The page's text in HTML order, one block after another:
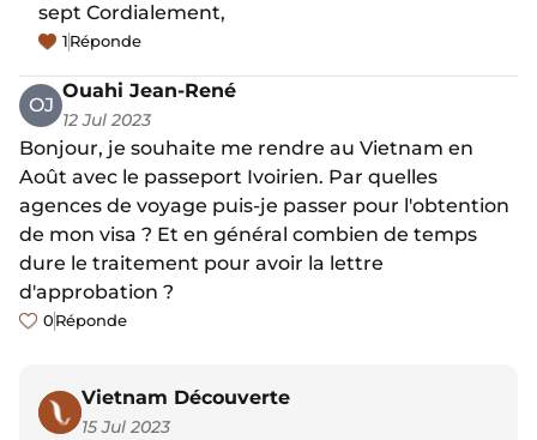
sept Cordialement,
1 Réponde
OJ
Ouahi Jean-René
12 Jul 2023
Bonjour, je souhaite me rendre au Vietnam en
Août avec le passeport Ivoirien. Par quelles
agences de voyage puis-je passer pour l'obtention
de mon visa ? Et en général combien de temps
dure le traitement pour avoir la lettre
d'approbation ?
0 Réponde
Vietnam Découverte
15 Jul 2023